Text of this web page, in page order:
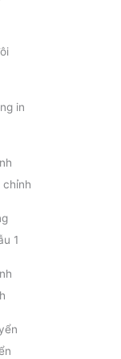
chỉnh
1